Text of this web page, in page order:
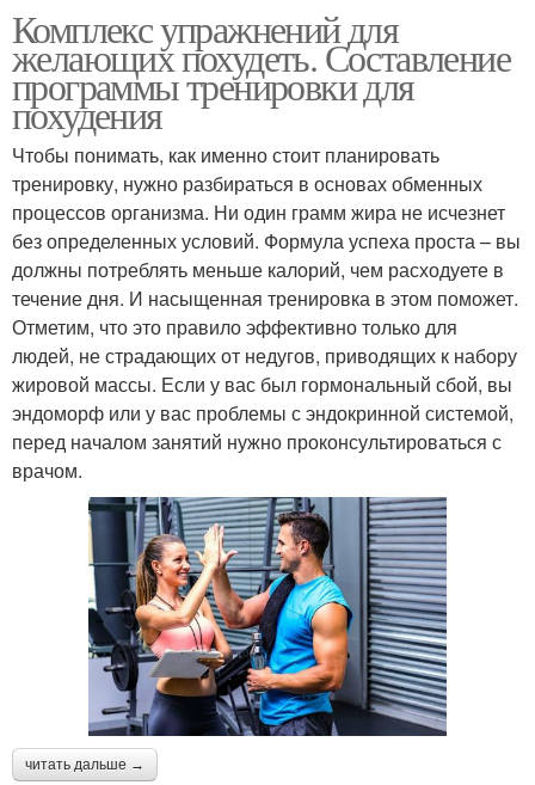
Комплекс упражнений для
желающих похудеть. Составление
программы тренировки для
похудения
Чтобы понимать, как именно стоит планировать
тренировку, нужно разбираться в основах обменных
процессов организма. Ни один грамм жира не исчезнет
без определенных условий. Формула успеха проста – вы
должны потреблять меньше калорий, чем расходуете в
течение дня. И насыщенная тренировка в этом поможет.
Отметим, что это правило эффективно только для
людей, не страдающих от недугов, приводящих к набору
жировой массы. Если у вас был гормональный сбой, вы
эндоморф или у вас проблемы с эндокринной системой,
перед началом занятий нужно проконсультироваться с
врачом.
читать дальше →